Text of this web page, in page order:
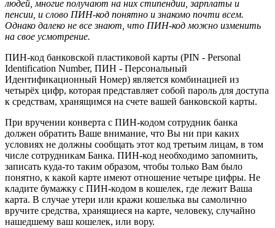
людей, многие получают на них стипендии, зарплаты и
пенсии, и слово ПИН-код понятно и знакомо почти всем.
Однако далеко не все знают, что ПИН-код можно изменить
на свое усмотрение.
ПИН-код банковской пластиковой карты (PIN - Personal
Identification Number, ПИН - Персональный
Идентификационный Номер) является комбинацией из
четырёх цифр, которая представляет собой пароль для доступа
к средствам, хранящимся на счете вашей банковской карты.
При вручении конверта с ПИН-кодом сотрудник банка
должен обратить Ваше внимание, что Вы ни при каких
условиях не должны сообщать этот код третьим лицам, в том
числе сотрудникам Банка. ПИН-код необходимо запомнить,
записать куда-то таким образом, чтобы только Вам было
понятно, к какой карте имеют отношение четыре цифры. Не
кладите бумажку с ПИН-кодом в кошелек, где лежит Ваша
карта. В случае утери или кражи кошелька вы самолично
вручите средства, хранящиеся на карте, человеку, случайно
нашедшему ваш кошелек, или вору.